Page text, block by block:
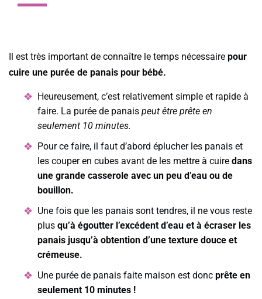
Il est très important de connaître le temps nécessaire pour
cuire une purée de panais pour bébé.
Heureusement, c’est relativement simple et rapide à
faire. La purée de panais peut être prête en
seulement 10 minutes.
Pour ce faire, il faut d’abord éplucher les panais et
les couper en cubes avant de les mettre à cuire dans
une grande casserole avec un peu d’eau ou de
bouillon.
Une fois que les panais sont tendres, il ne vous reste
plus qu’à égoutter l’excédent d’eau et à écraser les
panais jusqu’à obtention d’une texture douce et
crémeuse.
Une purée de panais faite maison est donc prête en
seulement 10 minutes !